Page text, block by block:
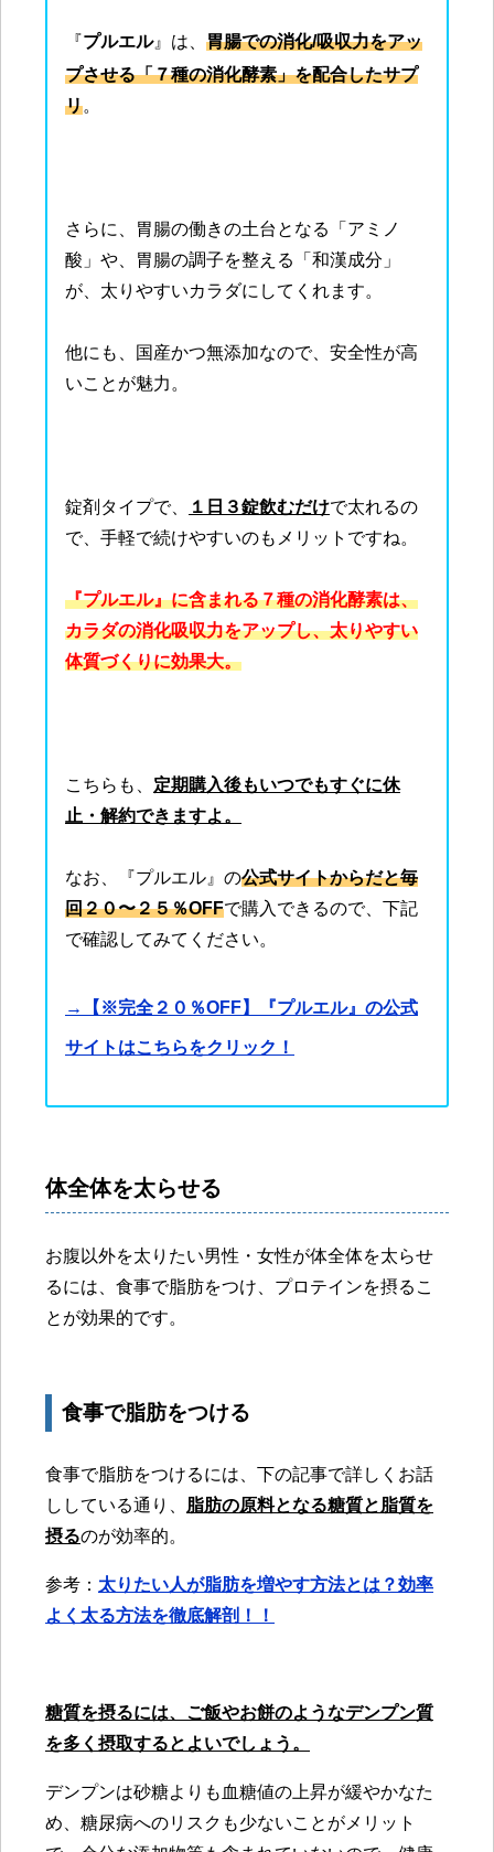
『プルエル』は、 胃腸での消化/吸収力をアッ
プさせる「７種の消化酵素」を配合したサプ
リ。
さらに、胃腸の働きの土台となる「アミノ
酸」や、胃腸の調子を整える「和漢成分」
が、太りやすいカラダにしてくれます。
他にも、国産かつ無添加なので、安全性が高
いことが魅力。
錠剤タイプで、 １日３錠飲むだけで太れるの
で、手軽で続けやすいのもメリットですね。
『プルエル』に含まれる７種の消化酵素は、
カラダの消化吸収力をアップし、太りやすい
体質づくりに効果大。
こちらも、 定期購入後もいつでもすぐに休
止・解約できますよ。
なお、『プルエル』の公式サイトからだと毎
回２０〜２５％OFFで購入できるので、下記
で確認してみてください。
→【※完全２０％OFF】『プルエル』の公式
サイトはこちらをクリック！
体全体を太らせる
お腹以外を太りたい男性・女性が体全体を太らせ
るには、食事で脂肪をつけ、プロテインを摂るこ
とが効果的です。
食事で脂肪をつける
食事で脂肪をつけるには、下の記事で詳しくお話
ししている通り、 脂肪の原料となる糖質と脂質を
摂るのが効率的。
参考： 太りたい人が脂肪を増やす方法とは？効率
よく太る方法を徹底解剖！！
糖質を摂るには、ご飯やお餅のようなデンプン質
を多く摂取するとよいでしょう。
デンプンは砂糖よりも血糖値の上昇が緩やかなた
め、糖尿病へのリスクも少ないことがメリット